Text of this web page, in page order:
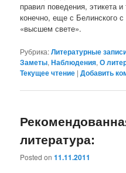
правил поведения, этикета
конечно, еще с Белинского
«высшем свете».
Рубрика:Литературные
Заметы,Наблюдения,О
Текущее чтение |Добавить
литература:
Posted on11.11.2011